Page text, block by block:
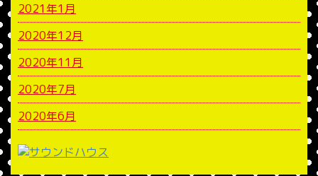
2021年1月
2020年12月
2020年11月
2020年7月
2020年6月